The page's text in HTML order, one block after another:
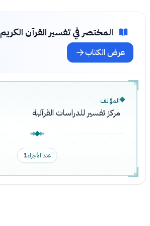
المختصر في تفسير القرآن الكريم
عرض الكتاب
المؤلف
مركز تفسير للدراسات القرآنية
عدد الأجزاء1